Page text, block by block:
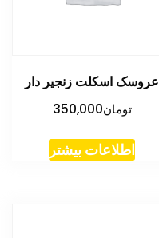
عروسک اسکلت زنجیر دار
تومان350,000
اطلاعات بیشتر